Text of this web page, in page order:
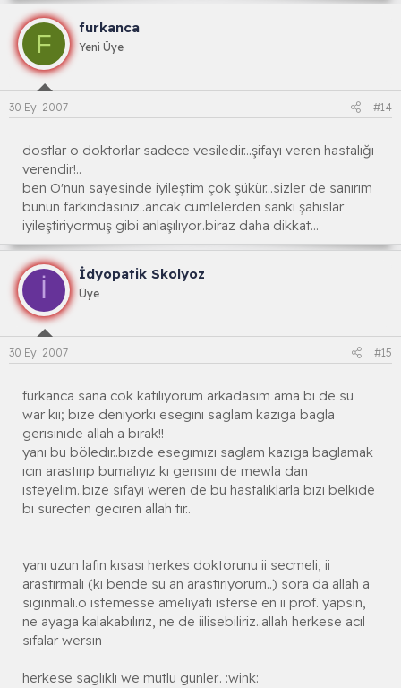
F
furkanca
Yeni Üye
30 Eyl 2007 #14
dostlar o doktorlar sadece vesiledir...şifayı veren hastalığı
verendir!..
ben O'nun sayesinde iyileştim çok şükür...sizler de sanırım
bunun farkındasınız..ancak cümlelerden sanki şahıslar
iyileştiriyormuş gibi anlaşılıyor..biraz daha dikkat...
İ
İdyopatik Skolyoz
Üye
30 Eyl 2007 #15
furkanca sana cok katılıyorum arkadasım ama bı de su
war kıı; bıze denıyorkı esegını saglam kazıga bagla
gerısınıde allah a bırak!!
yanı bu böledır..bızde esegımızı saglam kazıga baglamak
ıcın arastırıp bumalıyız kı gerısını de mewla dan
ısteyelım..bıze sıfayı weren de bu hastalıklarla bızı belkıde
bı surecten gecıren allah tır..
yanı uzun lafın kısası herkes doktorunu ii secmeli, ii
arastırmalı (kı bende su an arastırıyorum..) sora da allah a
sıgınmalı.o istemesse amelıyatı ısterse en ii prof. yapsın,
ne ayaga kalakabılırız, ne de iilisebiliriz..allah herkese acıl
sıfalar wersın
herkese saglıklı we mutlu gunler.. :wink: